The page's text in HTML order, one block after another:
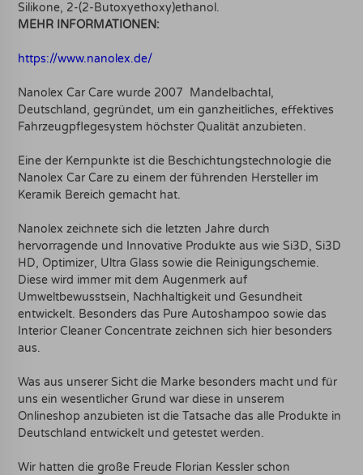
Silikone, 2-(2-Butoxyethoxy)ethanol.
MEHR INFORMATIONEN:
https://www.nanolex.de/
Nanolex Car Care wurde 2007 Mandelbachtal,
Deutschland, gegründet, um ein ganzheitliches, effektives
Fahrzeugpflegesystem höchster Qualität anzubieten.
Eine der Kernpunkte ist die Beschichtungstechnologie die
Nanolex Car Care zu einem der führenden Hersteller im
Keramik Bereich gemacht hat.
Nanolex zeichnete sich die letzten Jahre durch
hervorragende und Innovative Produkte aus wie Si3D, Si3D
HD, Optimizer, Ultra Glass sowie die Reinigungschemie.
Diese wird immer mit dem Augenmerk auf
Umweltbewusstsein, Nachhaltigkeit und Gesundheit
entwickelt. Besonders das Pure Autoshampoo sowie das
Interior Cleaner Concentrate zeichnen sich hier besonders
aus.
Was aus unserer Sicht die Marke besonders macht und für
uns ein wesentlicher Grund war diese in unserem
Onlineshop anzubieten ist die Tatsache das alle Produkte in
Deutschland entwickelt und getestet werden.
Wir hatten die große Freude Florian Kessler schon